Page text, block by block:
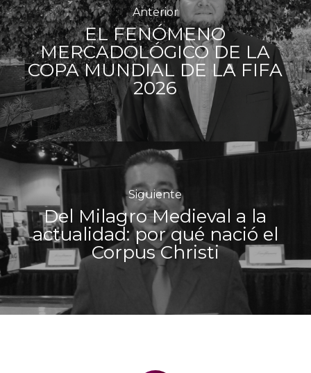
Anterior
EL FENÓMENO
MERCADOLÓGICO DE LA
COPA MUNDIAL DE LA FIFA
2026
Siguiente
Del Milagro Medieval a la
actualidad: por qué nació el
Corpus Christi